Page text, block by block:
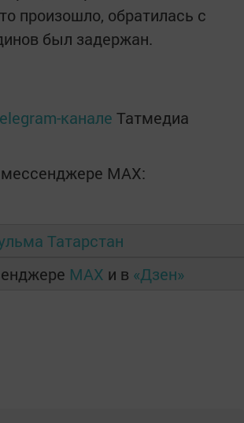
произошло, обратилась с
был задержан.
канале Татмедиа
мессенджере MАХ:
Татарстан
MAX и в «Дзен»